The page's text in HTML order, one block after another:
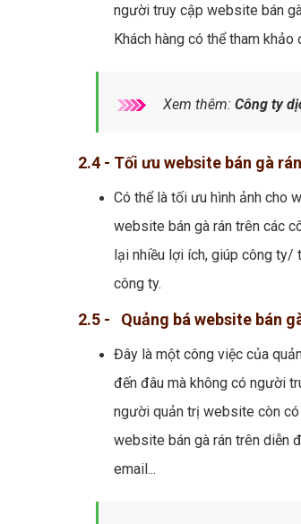
người truy cập website bán
Khách hàng có thể tham
Xem thêm: Công ty
2.4 - Tối ưu website bán gà
Có thể là tối ưu hình ảnh cho
website bán gà rán trên các
lại nhiều lợi ích, giúp công ty/
công ty.
2.5 - Quảng bá website bán
Đây là một công việc của
đến đâu mà không có người
người quản trị website còn
website bán gà rán trên diễn
email...